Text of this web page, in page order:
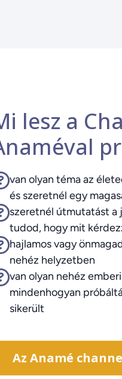
lesz a
van olyan téma az
és szeretnél egy
szeretnél útmutatást a
tudod, hogy mit
hajlamos vagy
nehéz helyzetben
van olyan nehéz
mindenhogyan
sikerült
Az Anamé